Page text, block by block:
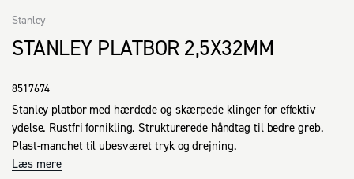
STANLEY PLATBOR 2,5X32MM
Stanley
8517674
Stanley platbor med hærdede og skærpede klinger for effektiv
ydelse. Rustfri fornikling. Strukturerede håndtag til bedre greb.
Plast-manchet til ubesværet tryk og drejning.
Læs mere